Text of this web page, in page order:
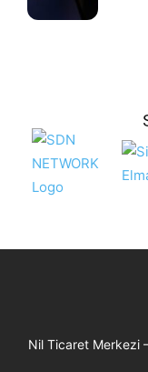
Nil Ticaret Merkezi